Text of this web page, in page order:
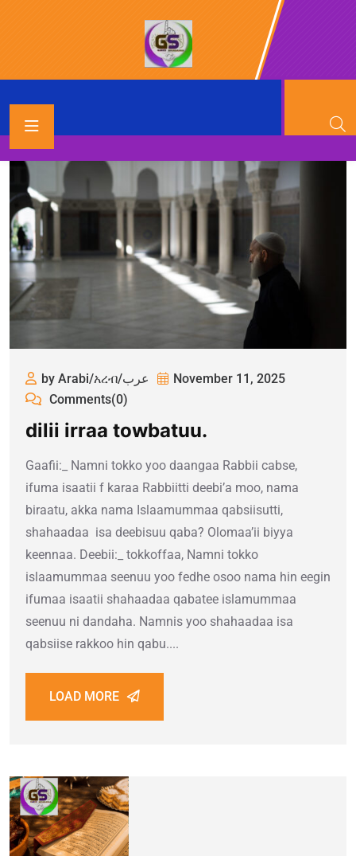
by Arabi/አረብ/عرب
November 11, 2025
Comments(0)
dilii irraa towbatuu.
Gaafii:_ Namni tokko yoo daangaa Rabbii cabse,
ifuma isaatii f karaa Rabbiitti deebi’a moo, nama
biraatu, akka nama Islaamummaa qabsiisutti,
shahaadaa isa deebisuu qaba? Olomaa’ii biyya
keennaa. Deebii:_ tokkoffaa, Namni tokko
islaamummaa seenuu yoo fedhe osoo nama hin eegin
ifumaa isaatii shahaadaa qabatee islamummaa
seenuu ni dandaha. Namnis yoo shahaadaa isa
qabsiise rakkoo hin qabu....
LOAD MORE